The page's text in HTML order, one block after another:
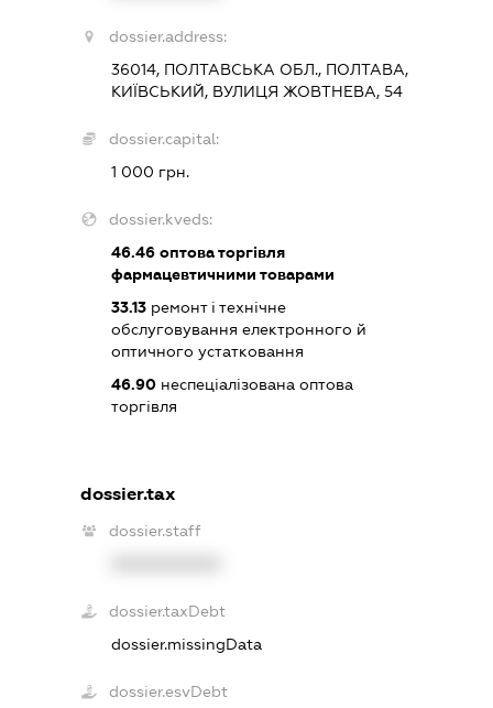
dossier.address:
36014, ПОЛТАВСЬКА ОБЛ., ПОЛТАВА,
КИЇВСЬКИЙ, ВУЛИЦЯ ЖОВТНЕВА, 54
dossier.capital:
1 000 грн.
dossier.kveds:
46.46 оптова торгівля
фармацевтичними товарами
33.13 ремонт і технічне
обслуговування електронного й
оптичного устатковання
46.90 неспеціалізована оптова
торгівля
dossier.tax
dossier.staff
dossier.taxDebt
dossier.missingData
dossier.esvDebt